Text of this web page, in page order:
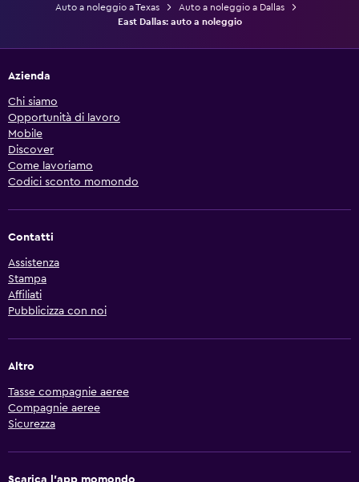
Auto a noleggio a Texas
Auto a noleggio a Dallas
East Dallas: auto a noleggio
Azienda
Chi siamo
Opportunità di lavoro
Mobile
Discover
Come lavoriamo
Codici sconto momondo
Contatti
Assistenza
Stampa
Affiliati
Pubblicizza con noi
Altro
Tasse compagnie aeree
Compagnie aeree
Sicurezza